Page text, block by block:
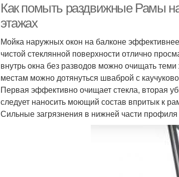
Как помыть раздвижные Рамы
этажах
Мойка наружных окон на балконе
чистой стеклянной поверхности отлично
внутрь окна без разводов можно очищать
местам можно дотянуться шваброй с
Первая эффективно очищает стекла, вторая
следует наносить моющий состав впритык к
Сильные загрязнения в нижней части